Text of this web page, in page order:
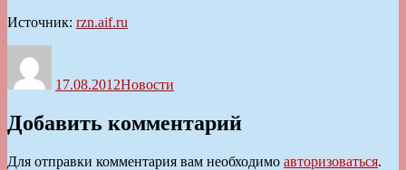
Источник: rzn.aif.ru
17.08.2012Новости
Добавить комментарий
Для отправки комментария вам необходимо авторизоваться.